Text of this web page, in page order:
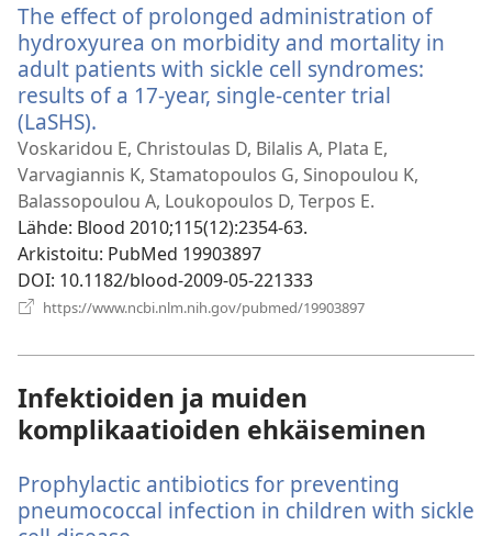
The effect of prolonged administration of
hydroxyurea on morbidity and mortality in
adult patients with sickle cell syndromes:
results of a 17-year, single-center trial
(LaSHS).
uuden
ikkunan)
Voskaridou E, Christoulas D, Bilalis A, Plata E,
Varvagiannis K, Stamatopoulos G, Sinopoulou K,
Balassopoulou A, Loukopoulos D, Terpos E.
Lähde‎: Blood 2010;115(12):2354-63.
Arkistoitu‎: PubMed 19903897
DOI‎: 10.1182/blood-2009-05-221333
https://www.ncbi.nlm.nih.gov/pubmed/19903897
Infektioiden ja muiden
komplikaatioiden ehkäiseminen
Prophylactic antibiotics for preventing
pneumococcal infection in children with sickle